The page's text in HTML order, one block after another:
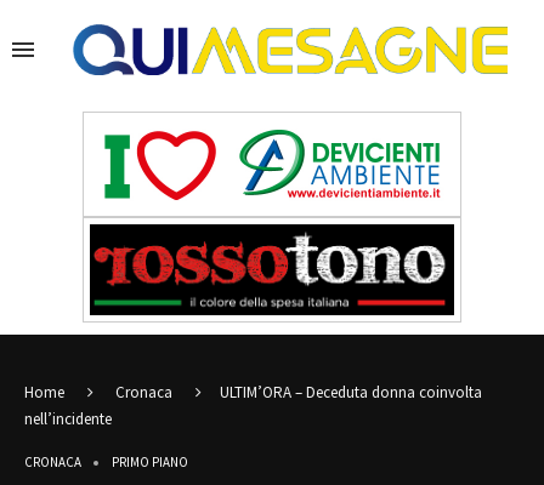
Home Cronaca
ULTIM’ORA – Deceduta donna coinvolta
nell’incidente
CRONACA PRIMO PIANO